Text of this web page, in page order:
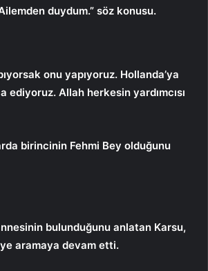
duydum.” söz konusu.
onu yapıyoruz. Hollanda’ya
ediyoruz. Allah herkesin yardımcısı
birincinin Fehmi Bey olduğunu
bulunduğunu anlatan Karsu,
aramaya devam etti.